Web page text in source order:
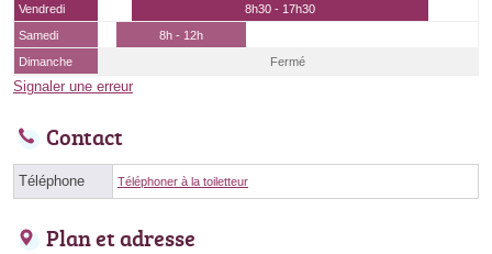
Vendredi
8h30 - 17h30
Samedi
8h - 12h
Dimanche
Fermé
Signaler une erreur
Contact
Téléphone Téléphoner à la toiletteur
Plan et adresse